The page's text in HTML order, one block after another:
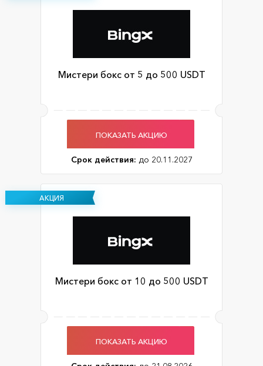
Мистери бокс от 5 до 500 USDT
ПОКАЗАТЬ АКЦИЮ
Срок действия: до 20.11.2027
АКЦИЯ
Мистери бокс от 10 до 500 USDT
ПОКАЗАТЬ АКЦИЮ